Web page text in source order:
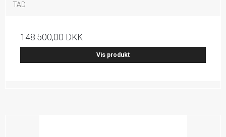
TAD
148.500,00 DKK
Vis produkt